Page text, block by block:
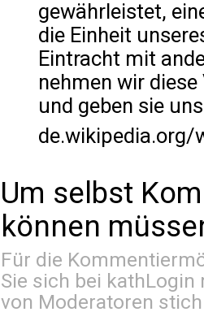
gewährleistet,
die Einheit
Eintracht mit
nehmen wir
und geben sie
de.wikipedia.org/
Um selbst
können
Für die
Sie sich bei kathLogin
von Moderatoren